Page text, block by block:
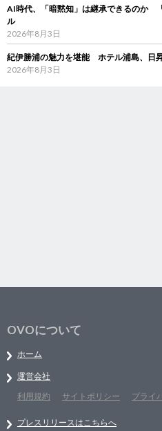
AI時代、「暗黙知」は継承できるのか
ル
2026年8月3日
紀伊勝浦の魅力を堪能 ホテル浦島、日
2026年8月3日
OVOについて
ホーム
運営会社
利用規約
サイトポリシー プライ
プレスリリースはこちらへ